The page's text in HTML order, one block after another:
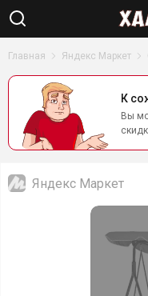
Главная Яндекс Маркет
К
Вы
Яндекс Маркет